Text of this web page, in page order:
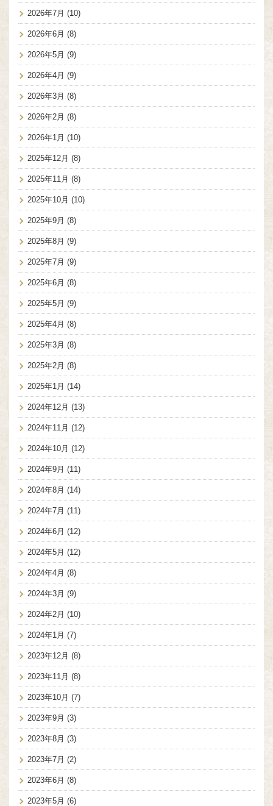
2026年7月 (10)
2026年6月 (8)
2026年5月 (9)
2026年4月 (9)
2026年3月 (8)
2026年2月 (8)
2026年1月 (10)
2025年12月 (8)
2025年11月 (8)
2025年10月 (10)
2025年9月 (8)
2025年8月 (9)
2025年7月 (9)
2025年6月 (8)
2025年5月 (9)
2025年4月 (8)
2025年3月 (8)
2025年2月 (8)
2025年1月 (14)
2024年12月 (13)
2024年11月 (12)
2024年10月 (12)
2024年9月 (11)
2024年8月 (14)
2024年7月 (11)
2024年6月 (12)
2024年5月 (12)
2024年4月 (8)
2024年3月 (9)
2024年2月 (10)
2024年1月 (7)
2023年12月 (8)
2023年11月 (8)
2023年10月 (7)
2023年9月 (3)
2023年8月 (3)
2023年7月 (2)
2023年6月 (8)
2023年5月 (6)